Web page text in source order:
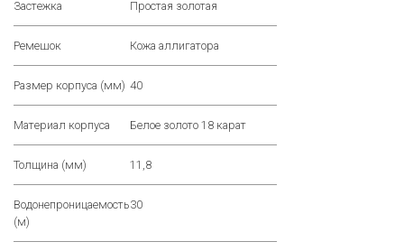
Застежка Простая золотая
Ремешок Кожа аллигатора
Размер корпуса (мм) 40
Материал корпуса Белое золото 18 карат
Толщина (мм) 11,8
Водонепроницаемость
(м)
30